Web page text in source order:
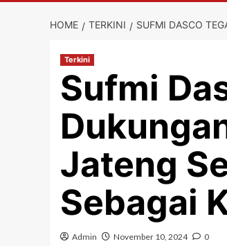
HOME TERKINI SUFMI DASCO
Terkini
Sufmi
Jateng
Sebagai
Admin November 10, 2024 0